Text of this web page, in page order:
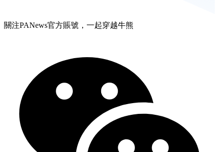
關注PANews官方賬號，一起穿越牛熊